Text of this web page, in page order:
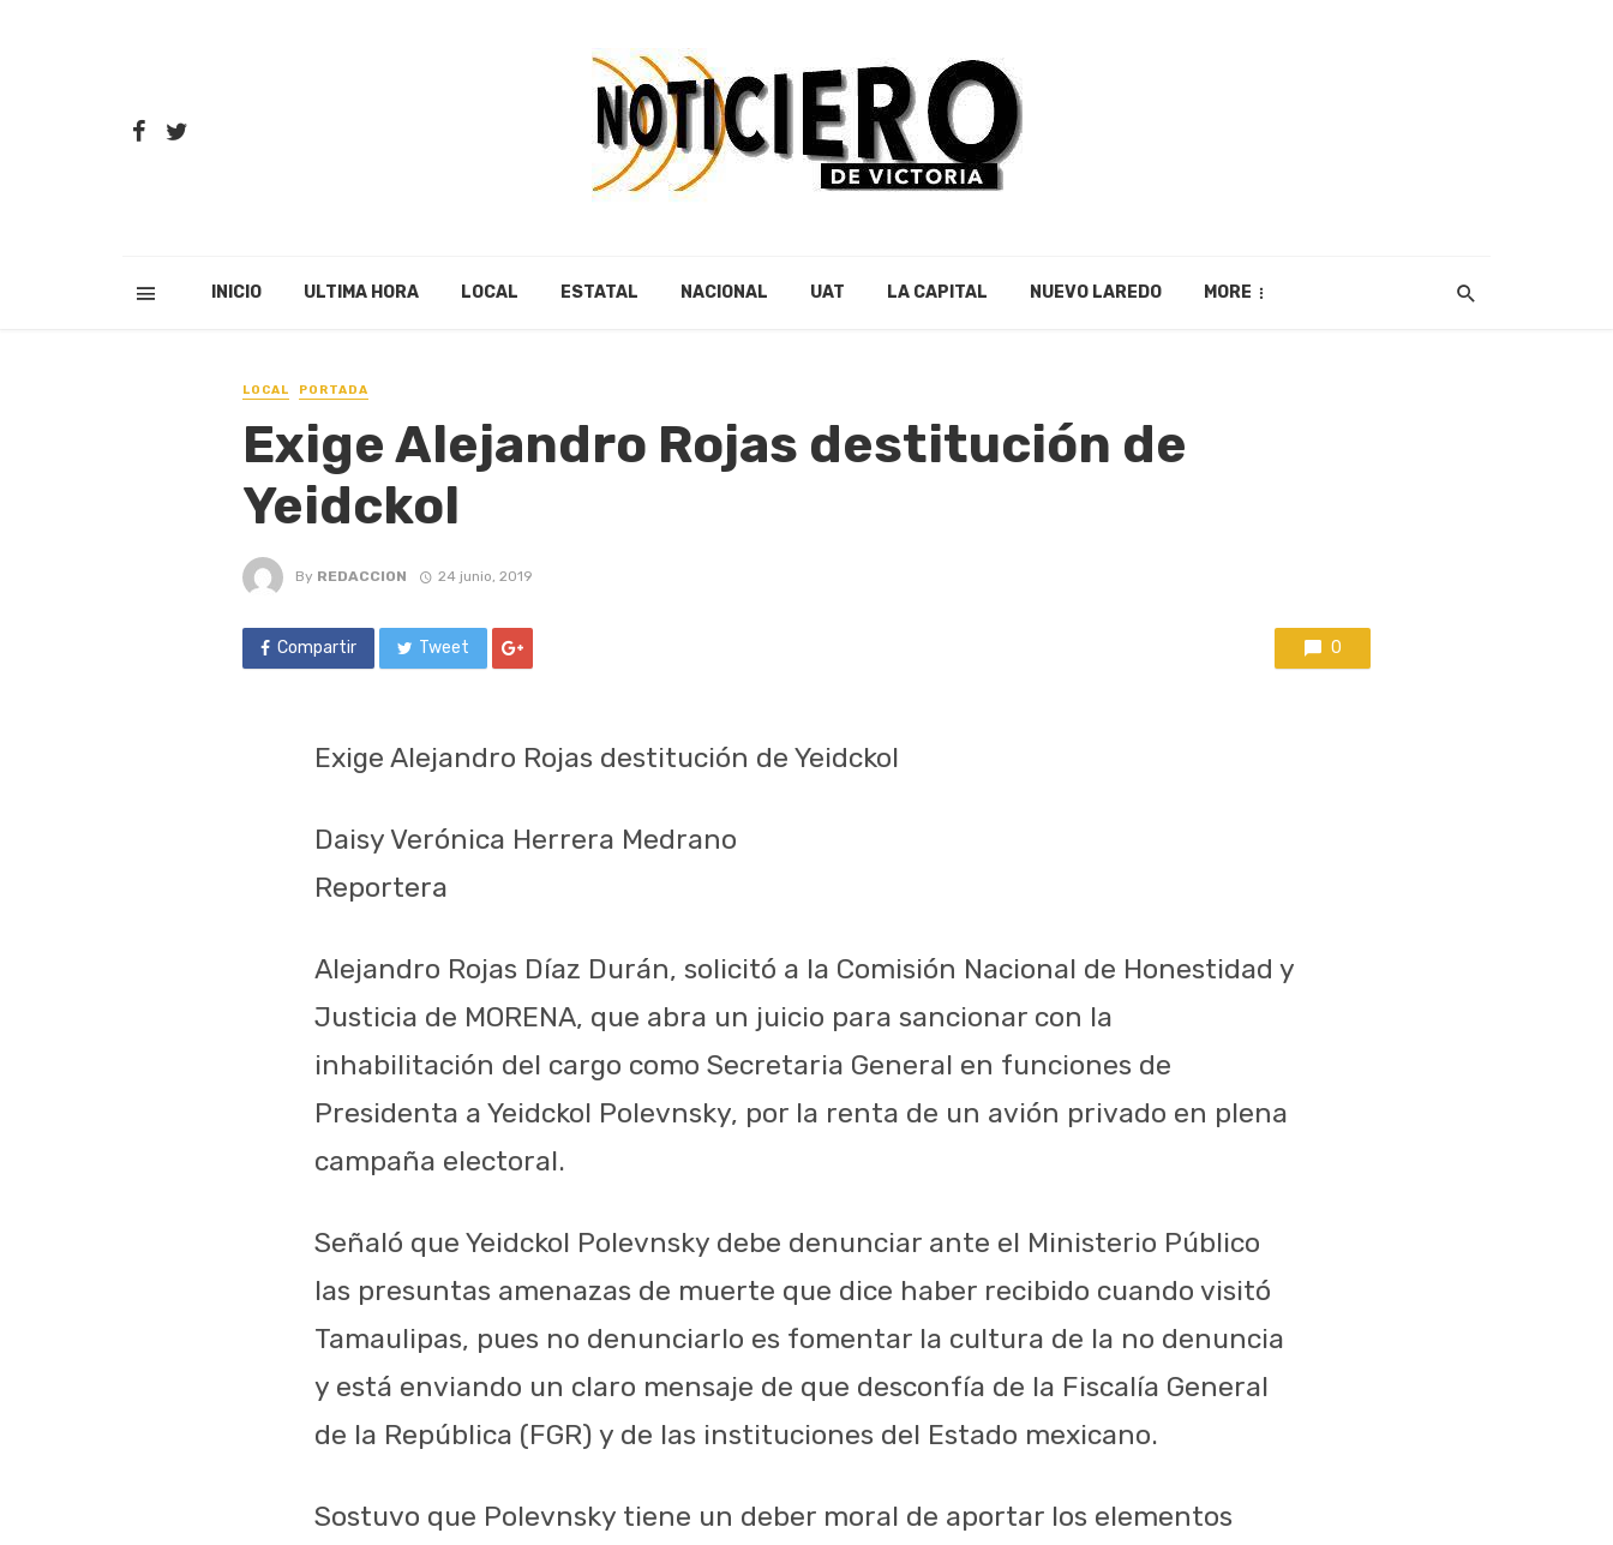
INICIO ULTIMA HORA LOCAL ESTATAL NACIONAL UAT LA CAPITAL NUEVO LAREDO MORE
LOCAL PORTADA
Exige Alejandro Rojas destitución de
Yeidckol
By REDACCION 24 junio, 2019
Compartir Tweet 0
Exige Alejandro Rojas destitución de Yeidckol
Daisy Verónica Herrera Medrano
Reportera
Alejandro Rojas Díaz Durán, solicitó a la Comisión Nacional de Honestidad y
Justicia de MORENA, que abra un juicio para sancionar con la
inhabilitación del cargo como Secretaria General en funciones de
Presidenta a Yeidckol Polevnsky, por la renta de un avión privado en plena
campaña electoral.
Señaló que Yeidckol Polevnsky debe denunciar ante el Ministerio Público
las presuntas amenazas de muerte que dice haber recibido cuando visitó
Tamaulipas, pues no denunciarlo es fomentar la cultura de la no denuncia
y está enviando un claro mensaje de que desconfía de la Fiscalía General
de la República (FGR) y de las instituciones del Estado mexicano.
Sostuvo que Polevnsky tiene un deber moral de aportar los elementos